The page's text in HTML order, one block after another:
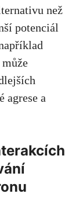
než
potenciál
agrese a